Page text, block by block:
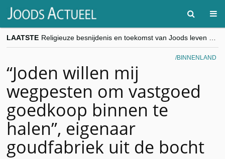
LAATSTE
“Besnijdenisdebat toont hoe moeilijk seculiere Westen minderheden begrijpt”, Jinnih Beels (Vooruit)
CITYTRIP | ROEMENIË – Boekarest: de verrassing van Oost-Europa
BINNENLAND
“Joden willen mij
wegpesten om vastgoed
goedkoop binnen te
halen”, eigenaar
goudfabriek uit de bocht